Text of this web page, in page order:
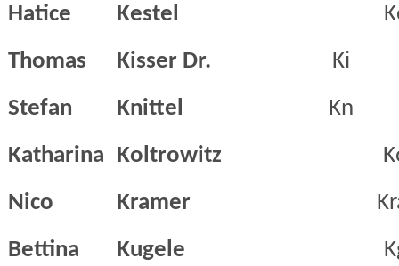
Hatice
Kestel
Thomas
Kisser Dr.
Ki
Stefan
Knittel
Kn
Katharina Koltrowitz
Nico
Kramer
Bettina
Kugele